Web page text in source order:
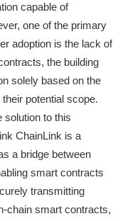
capable of
one of the primary
adoption is the lack of
the building
solely based on the
potential scope.
solution to this
ChainLink is a
a bridge between
smart contracts
transmitting
chain smart contracts,